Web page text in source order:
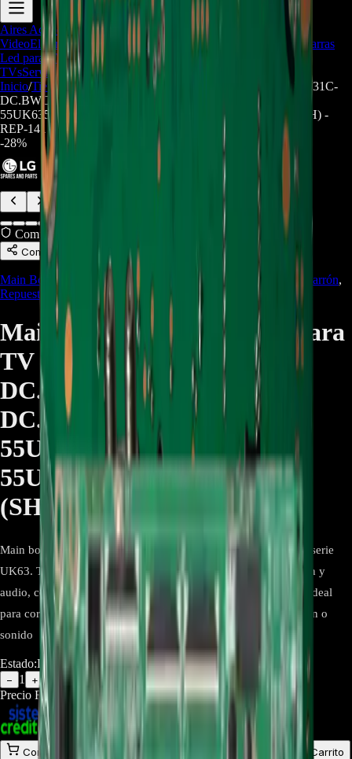
Aires Acondicionados
Audio y
VideoElectrodomesticos Repuestos/Herramientas Seríe GamerBarras
Led para TV
Soporte Técnico LGP/Acrilico
TVsServiciosTrabaja con nosotros
Inicio/Tienda
Main Board EBT65296203 Para TV LG 55UK631C-
DC.BWCTLKR 55UK631C-DC.BWCTLOR
55UK6350PDC.BWCTLJR 55UK6350PDC.BWCTLOR (SH) -
REP-141
-28%
Compra Protegida
Compartir
Main Board TV Repuestos de Televisores Repuestos Línea Marrón,
Repuestos/Herramientas
Main Board EBT65296203 Para
TV LG 55UK631C-
DC.BWCTLKR 55UK631C-
DC.BWCTLOR
55UK6350PDC.BWCTLJR
55UK6350PDC.BWCTLOR
(SH) - REP-141
Main board EBT65296203 para televisores LG de 55 pulgadas serie
UK63. Tarjeta principal encargada del procesamiento de imagen y
audio, control del sistema y gestión de entradas HDMI y USB, ideal
para corregir fallas de encendido, reinicios y ausencia de imagen o
sonido
Estado:Disponible
− 1 +
Precio Regular:
238.000
Comprar en línea
Añadir al Carrito